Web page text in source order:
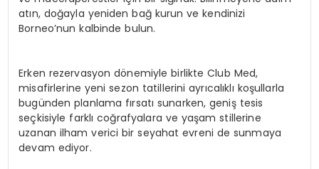
atın, doğayla yeniden bağ kurun ve kendinizi
Borneo’nun kalbinde bulun.
Erken rezervasyon dönemiyle birlikte Club Med,
misafirlerine yeni sezon tatillerini ayrıcalıklı koşullarla
bugünden planlama fırsatı sunarken, geniş tesis
seçkisiyle farklı coğrafyalara ve yaşam stillerine
uzanan ilham verici bir seyahat evreni de sunmaya
devam ediyor.